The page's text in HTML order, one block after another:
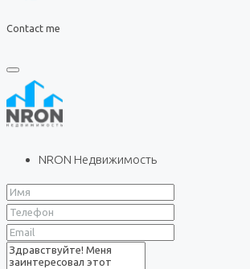
Contact me
NRON Недвижимость